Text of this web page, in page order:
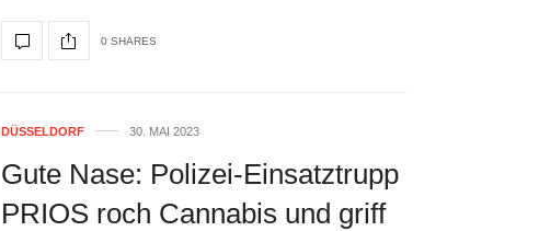
0 SHARES
DÜSSELDORF 30. MAI 2023
Gute Nase: Polizei-Einsatztrupp
PRIOS roch Cannabis und griff